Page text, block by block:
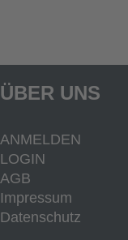
ÜBER UNS
ANMELDEN
LOGIN
AGB
Impressum
Datenschutz